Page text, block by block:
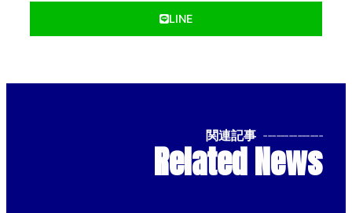
LINE
関連記事 --------------
Related News